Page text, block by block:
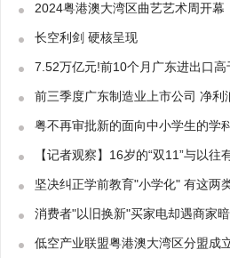
2024粤港澳大湾区曲艺艺术周开幕
长空利剑 硬核呈现
7.52万亿元!前10个月广东进出口高
前三季度广东制造业上市公司 净利
粤不再审批新的面向中小学生的学
【记者观察】16岁的“双11”与以往
坚决纠正学前教育"小学化" 有这两
消费者"以旧换新"买家电却遇商家
低空产业联盟粤港澳大湾区分盟成